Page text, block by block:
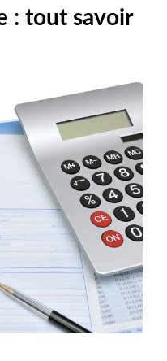
: tout savoir